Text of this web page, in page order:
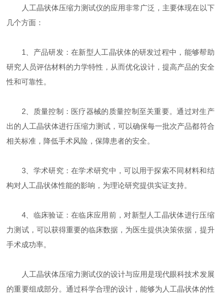
人工晶状体压缩力测试仪的应用非常广泛，主要体现在以下
几个方面：
1、产品研发：在新型人工晶状体的研发过程中，能够帮助
研究人员评估材料的力学特性，从而优化设计，提高产品的安全
性和可靠性。
2、质量控制：医疗器械的质量控制至关重要。通过对生产
出的人工晶状体进行压缩力测试，可以确保每一批次产品都符合
相关标准，降低手术风险，保障患者的安全。
3、学术研究：在学术研究中，可以用于探索不同材料和结
构对人工晶状体性能的影响，为理论研究提供实证支持。
4、临床验证：在临床应用前，对新型人工晶状体进行压缩
力测试，可以获得重要的临床数据，为医生提供决策依据，提升
手术成功率。
人工晶状体压缩力测试仪的设计与应用是现代眼科技术发展
的重要组成部分。通过科学合理的设计，能够为人工晶状体的性